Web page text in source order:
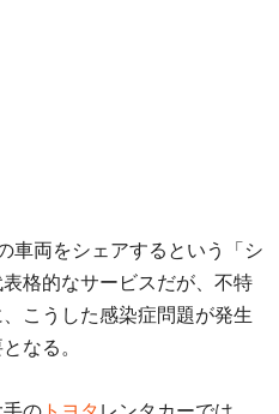
車両をシェアするという「シ
格的なサービスだが、不特
こうした感染症問題が発生
なる。